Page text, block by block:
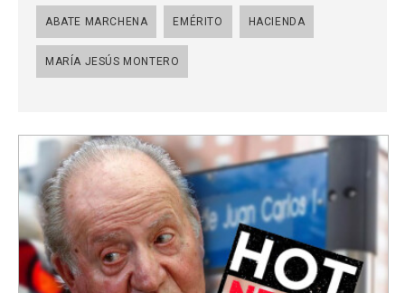
ABATE MARCHENA EMÉRITO HACIENDA
MARÍA JESÚS MONTERO